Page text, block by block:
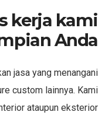
kerja kami
Anda
jasa yang menangani
custom lainnya. Kami
ataupun eksterior